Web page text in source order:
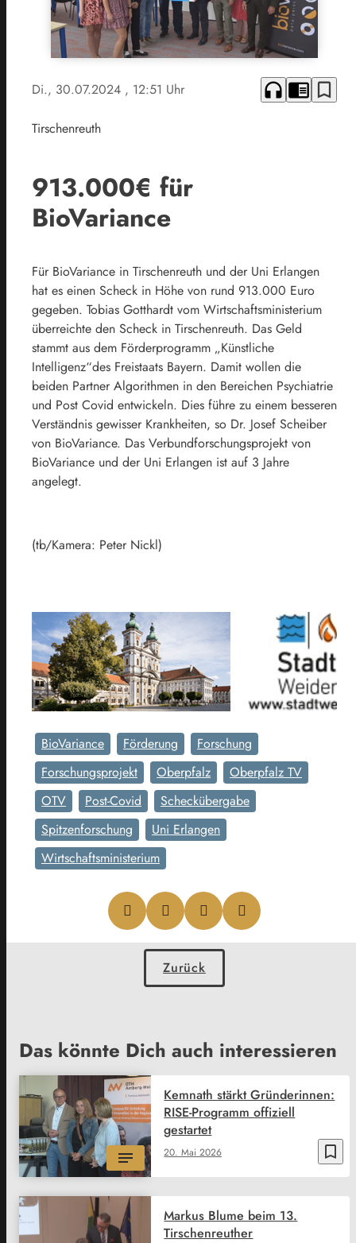
Di., 30.07.2024 , 12:51 Uhr headphones chrome_reader_mode bookmark_border
Tirschenreuth
913.000€ für
BioVariance
Für BioVariance in Tirschenreuth und der Uni Erlangen
hat es einen Scheck in Höhe von rund 913.000 Euro
gegeben. Tobias Gotthardt vom Wirtschaftsministerium
überreichte den Scheck in Tirschenreuth. Das Geld
stammt aus dem Förderprogramm „Künstliche
Intelligenz“des Freistaats Bayern. Damit wollen die
beiden Partner Algorithmen in den Bereichen Psychiatrie
und Post Covid entwickeln. Dies führe zu einem besseren
Verständnis gewisser Krankheiten, so Dr. Josef Scheiber
von BioVariance. Das Verbundforschungsprojekt von
BioVariance und der Uni Erlangen ist auf 3 Jahre
angelegt.
(tb/Kamera: Peter Nickl)
BioVariance Förderung
Forschung
Forschungsprojekt
Oberpfalz
Oberpfalz TV
OTV
Post-Covid
Scheckübergabe
Spitzenforschung
Uni Erlangen
Wirtschaftsministerium
Zurück
Das könnte Dich auch interessieren
bookmark_border
20. Mai 2026
Kemnath stärkt Gründerinnen:
RISE-Programm offiziell
gestartet
Markus Blume beim 13.
Tirschenreuther